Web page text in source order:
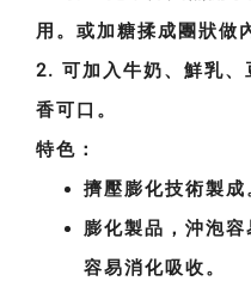
用。或加糖揉成團狀做
2. 可加入牛奶、鮮乳、
香可口。
特色：
擠壓膨化技術製成
膨化製品，沖泡容
容易消化吸收。